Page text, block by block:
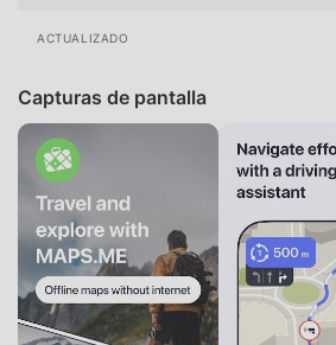
ACTUALIZADO
Capturas de pantalla